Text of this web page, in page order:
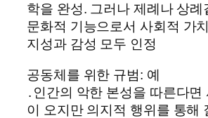
학을 완성. 그러나 제례나 상례
문화적 기능으로서 사회적 가
지성과 감성 모두 인정
공동체를 위한 규범: 예
․인간의 악한 본성을 따른다면
이 오지만 의지적 행위를 통해